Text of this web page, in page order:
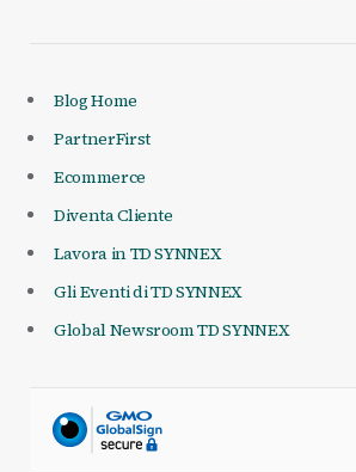
Blog Home
PartnerFirst
Ecommerce
Diventa Cliente
Lavora in TD SYNNEX
Gli Eventi di TD SYNNEX
Global Newsroom TD SYNNEX